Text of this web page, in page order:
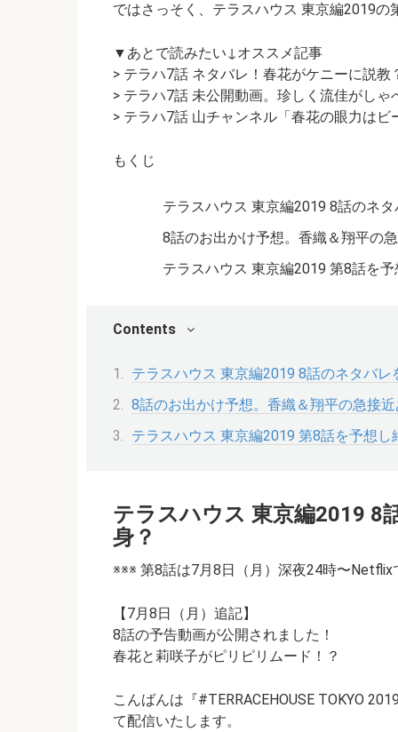
ではさっそく、テラスハウス 東京編2019の
▼あとで読みたい↓オススメ記事
> テラハ7話 ネタバレ！春花がケニーに説教
> テラハ7話 未公開動画。珍しく流佳がしゃ
> テラハ7話 山チャンネル「春花の眼力はビ
もくじ
テラスハウス 東京編2019 8話のネ
8話のお出かけ予想。香織＆翔平の
テラスハウス 東京編2019 第8話を
Contents
テラスハウス 東京編2019 8話のネタバレ
8話のお出かけ予想。香織＆翔平の急接近
テラスハウス 東京編2019 第8話を予想し
テラスハウス 東京編2019 8
身？
※※※ 第8話は7月8日（月）深夜24時〜Netflix
【7月8日（月）追記】
8話の予告動画が公開されました！
春花と莉咲子がピリピリムード！？
こんばんは『#TERRACEHOUSE TOKYO
て配信いたします。